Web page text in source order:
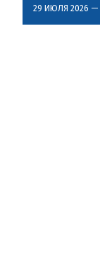
29 ИЮЛЯ 2026 —